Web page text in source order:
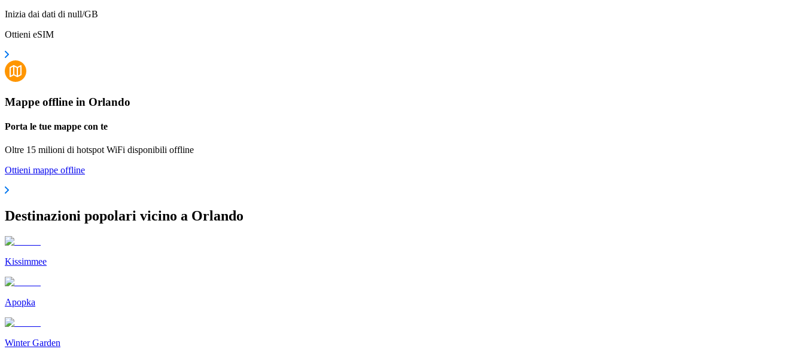
Inizia dai dati di null/GB
Ottieni eSIM
Mappe offline in Orlando
Porta le tue mappe con te
Oltre 15 milioni di hotspot WiFi disponibili offline
Ottieni mappe offline
Destinazioni popolari vicino a Orlando
Kissimmee
Apopka
Winter Garden